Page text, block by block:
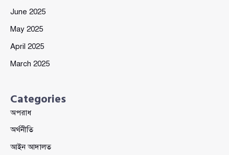
June 2025
May 2025
April 2025
March 2025
Categories
অপরাধ
অর্থনীতি
আইন আদালত